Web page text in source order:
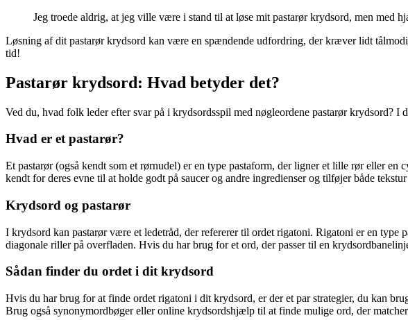
Jeg troede aldrig, at jeg ville være i stand til at løse mit pastarør krydsord, men
Løsning af dit pastarør krydsord kan være en spændende udfordring, der kræver lidt
tid!
Pastarør krydsord: Hvad betyder det?
Ved du, hvad folk leder efter svar på i krydsordsspil med nøgleordene pastarør
Hvad er et pastarør?
Et pastarør (også kendt som et rørnudel) er en type pastaform, der ligner et lille rør eller en
kendt for deres evne til at holde godt på saucer og andre ingredienser og tilføjer både
Krydsord og pastarør
I krydsord kan pastarør være et ledetråd, der refererer til ordet rigatoni. Rigatoni er en
diagonale riller på overfladen. Hvis du har brug for et ord, der passer til en
Sådan finder du ordet i dit krydsord
Hvis du har brug for at finde ordet rigatoni i dit krydsord, er der et par strategier, du kan
Brug også synonymordbøger eller online krydsordshjælp til at finde mulige ord, der